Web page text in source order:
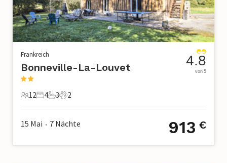
Frankreich
Bonneville-La-Louvet
12 Gäste
12
4 Schlafzimmer
4
3 Badezimmer
3
2 Haustiere
2
4.8
von 5
15 Mai • 7 Nächte 913 €